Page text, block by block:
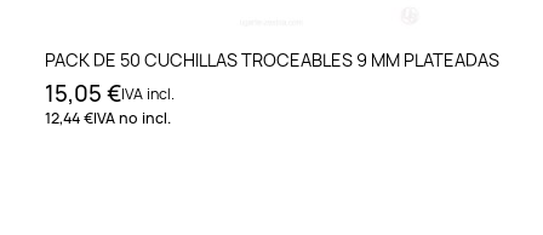
PACK DE 50 CUCHILLAS TROCEABLES 9 MM PLATEADAS
15,05 €IVA incl.
12,44 €IVA no incl.